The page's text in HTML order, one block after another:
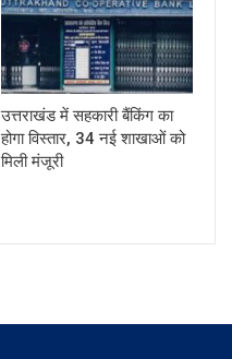
उत्तराखंड में सहकारी बैंकिंग का
होगा विस्तार, 34 नई शाखाओं को
मिली मंजूरी